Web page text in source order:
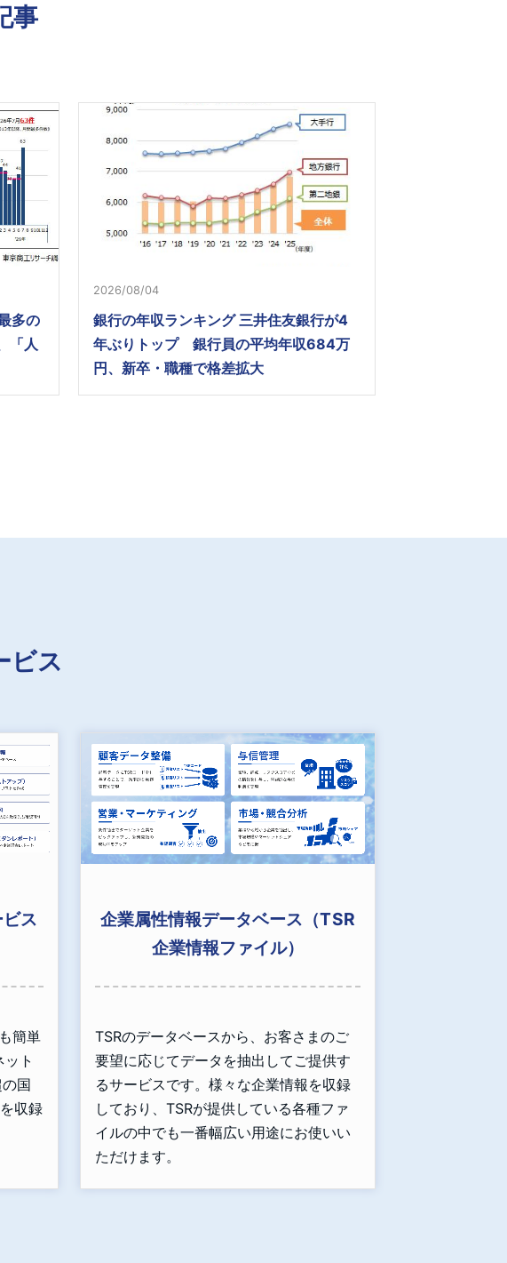
事
多の
「人
2026/08/04
銀行の年収ランキング 三井住友銀行が4
年ぶりトップ 銀行員の平均年収684万
円、新卒・職種で格差拡大
ビス
ス
簡単
ト
国
収録
企業属性情報データベース（TSR
企業情報ファイル）
TSRのデータベースから、お客さまのご
要望に応じてデータを抽出してご提供す
るサービスです。様々な企業情報を収録
しており、TSRが提供している各種ファ
イルの中でも一番幅広い用途にお使いい
ただけます。